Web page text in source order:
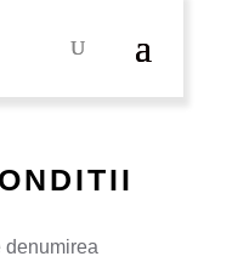
denumirea